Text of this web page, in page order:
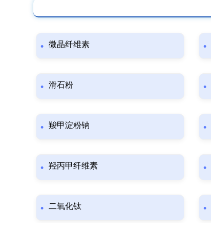
微晶纤维素
滑石粉
羧甲淀粉钠
羟丙甲纤维素
二氧化钛